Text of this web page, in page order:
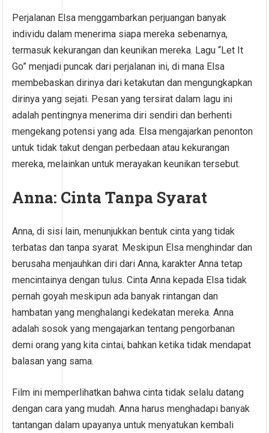
Perjalanan Elsa menggambarkan perjuangan banyak
individu dalam menerima siapa mereka sebenarnya,
termasuk kekurangan dan keunikan mereka. Lagu “Let It
Go” menjadi puncak dari perjalanan ini, di mana Elsa
membebaskan dirinya dari ketakutan dan mengungkapkan
dirinya yang sejati. Pesan yang tersirat dalam lagu ini
adalah pentingnya menerima diri sendiri dan berhenti
mengekang potensi yang ada. Elsa mengajarkan penonton
untuk tidak takut dengan perbedaan atau kekurangan
mereka, melainkan untuk merayakan keunikan tersebut.
Anna: Cinta Tanpa Syarat
Anna, di sisi lain, menunjukkan bentuk cinta yang tidak
terbatas dan tanpa syarat. Meskipun Elsa menghindar dan
berusaha menjauhkan diri dari Anna, karakter Anna tetap
mencintainya dengan tulus. Cinta Anna kepada Elsa tidak
pernah goyah meskipun ada banyak rintangan dan
hambatan yang menghalangi kedekatan mereka. Anna
adalah sosok yang mengajarkan tentang pengorbanan
demi orang yang kita cintai, bahkan ketika tidak mendapat
balasan yang sama.
Film ini memperlihatkan bahwa cinta tidak selalu datang
dengan cara yang mudah. Anna harus menghadapi banyak
tantangan dalam upayanya untuk menyatukan kembali